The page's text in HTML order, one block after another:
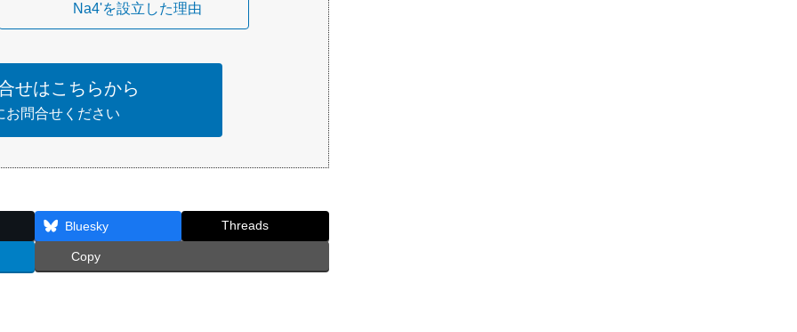
Na4'を設立した理由
せはこちらから
お問合せください
Bluesky Threads
Copy